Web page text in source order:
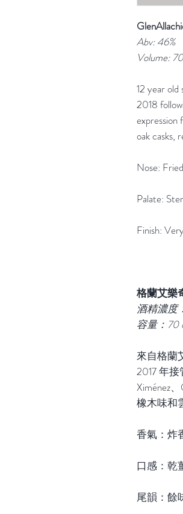
Abv: 46%
Volume:
12 year
2018
expression
oak casks,
Nose:
Palate:
Finish:
格蘭艾樂
酒精濃度
容量： 70
來自格蘭
2017年接
Ximénez、
橡木味和
香氣： 炸
口感： 乾
尾韻： 餘